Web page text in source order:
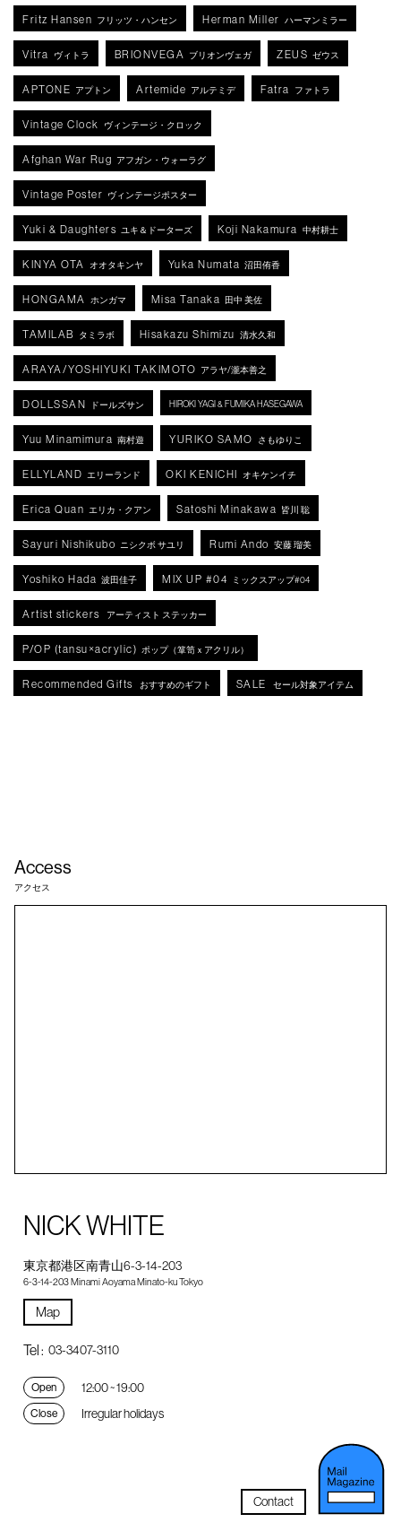
Fritz Hansen フリッツ・ハンセン Herman Miller ハーマンミラー
Vitra ヴィトラ BRIONVEGA ブリオンヴェガ ZEUS ゼウス
APTONE アプトン Artemide アルテミデ Fatra ファトラ
Vintage Clock ヴィンテージ・クロック
Afghan War Rug アフガン・ウォーラグ
Vintage Poster ヴィンテージポスター
Yuki & Daughters ユキ＆ドーターズ Koji Nakamura 中村耕士
KINYA OTA オオタキンヤ Yuka Numata 沼田侑香
HONGAMA ホンガマ Misa Tanaka 田中 美佐
TAMILAB タミラボ Hisakazu Shimizu 清水久和
ARAYA/YOSHIYUKI TAKIMOTO アラヤ/瀧本善之
DOLLSSAN ドールズサン HIROKI YAGI & FUMIKA HASEGAWA
Yuu Minamimura 南村遊 YURIKO SAMO さもゆりこ
ELLYLAND エリーランド OKI KENICHI オキケンイチ
Erica Quan エリカ・クアン Satoshi Minakawa 皆川 聡
Sayuri Nishikubo ニシクボ サユリ Rumi Ando 安藤 瑠美
Yoshiko Hada 波田佳子 MIX UP #04 ミックスアップ#04
Artist stickers アーティスト ステッカー
P/OP (tansu×acrylic) ポップ（箪笥ｘアクリル）
Recommended Gifts おすすめのギフト SALE セール対象アイテム
Access
アクセス
NICK WHITE
東京都港区南青山6-3-14-203
6-3-14-203 Minami Aoyama Minato-ku Tokyo
Map
Tel : 03-3407-3110
Open 12:00 ~ 19:00
Close Irregular holidays
Contact